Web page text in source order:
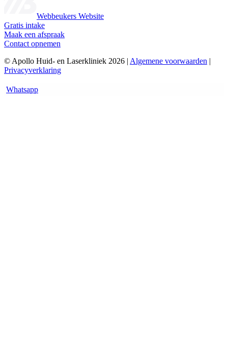
Webbeukers Website
Gratis intake
Maak een afspraak
Contact opnemen
© Apollo Huid- en Laserkliniek 2026 | Algemene voorwaarden |
Privacyverklaring
Whatsapp